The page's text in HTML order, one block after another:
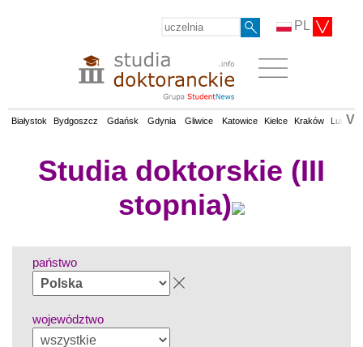
PL
Białystok Bydgoszcz Gdańsk Gdynia Gliwice Katowice Kielce Kraków Lublin
V
Studia doktorskie (III
stopnia)
państwo
województwo